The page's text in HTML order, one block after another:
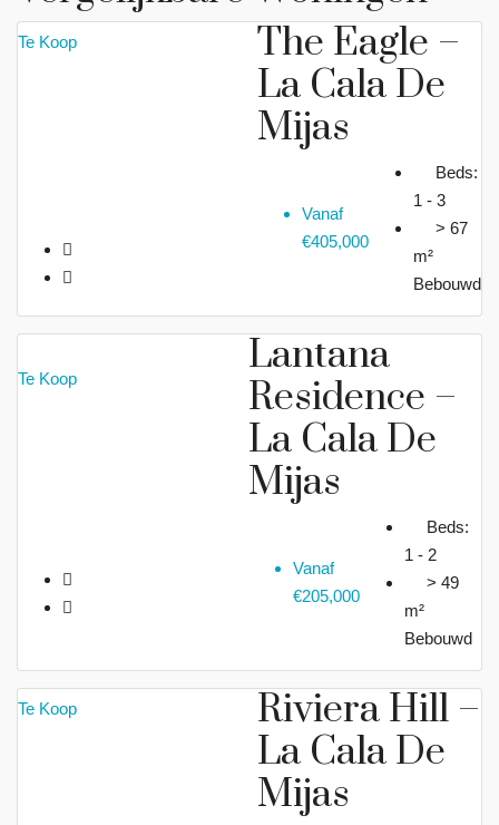
Te Koop
The Eagle –
La Cala De
Mijas
Vanaf
€405,000
Beds:
1 - 3
> 67
m²
Bebouwd
Te Koop
Lantana
Residence –
La Cala De
Mijas
Vanaf
€205,000
Beds:
1 - 2
> 49
m²
Bebouwd
Te Koop
Riviera Hill –
La Cala De
Mijas